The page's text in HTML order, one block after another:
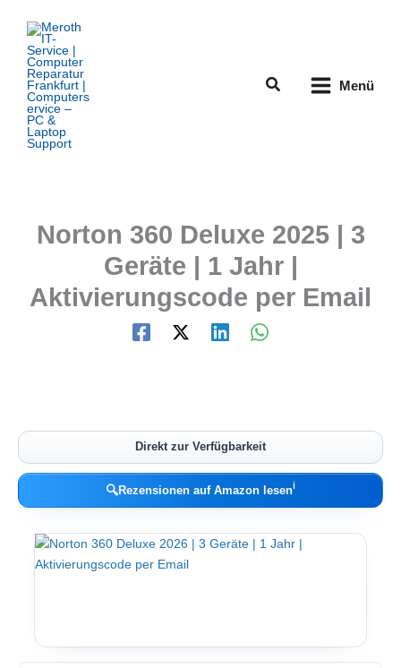
Inhalt
springen
Suchen Menü
Norton 360 Deluxe 2025 | 3
Geräte | 1 Jahr |
Aktivierungscode per Email
Direkt zur Verfügbarkeit
🔍Rezensionen auf Amazon lesenℹ︎